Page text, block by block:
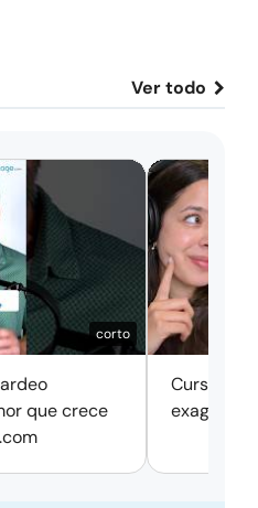
Ver todo
corto
que crece
Cursos